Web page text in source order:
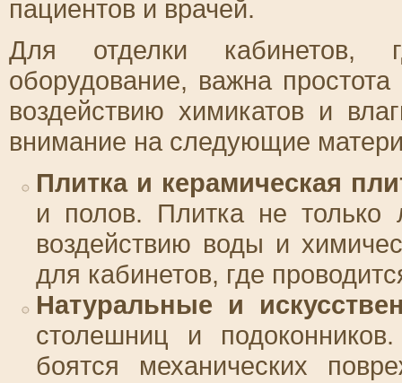
пациентов и врачей.
Для отделки кабинетов,
оборудование, важна
воздействию химикатов и
внимание на следующие
Плитка и керамическая
и полов. Плитка не только
воздействию воды и
для кабинетов, где
Натуральные и
столешниц и
боятся механических